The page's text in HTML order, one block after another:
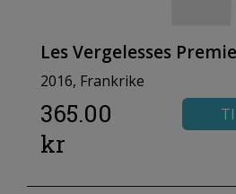
Les Vergelesses
2016, Frankrike
365.00
kr